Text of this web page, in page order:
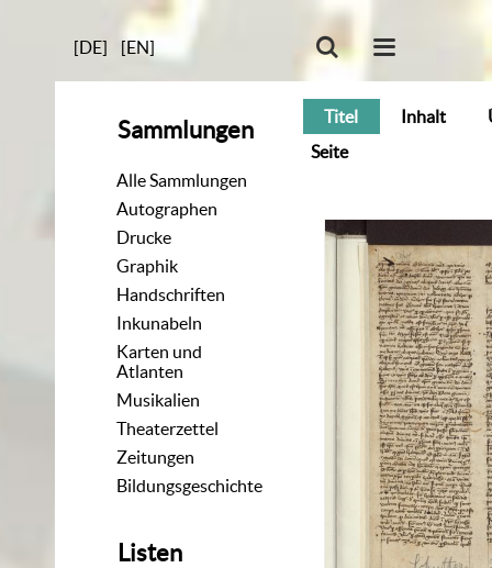
[DE] [EN]
Sammlungen
Alle Sammlungen
Autographen
Drucke
Graphik
Handschriften
Inkunabeln
Karten und
Atlanten
Musikalien
Theaterzettel
Zeitungen
Bildungsgeschichte
Listen
Titel Inhalt
Seite